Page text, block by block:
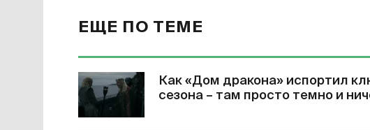
ЕЩЕ ПО ТЕМЕ
Как «Дом дракона» испортил
сезона – там просто темно и